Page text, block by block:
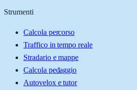
Strumenti
Calcola percorso
Traffico in tempo reale
Stradario e mappe
Calcola pedaggio
Autovelox e tutor